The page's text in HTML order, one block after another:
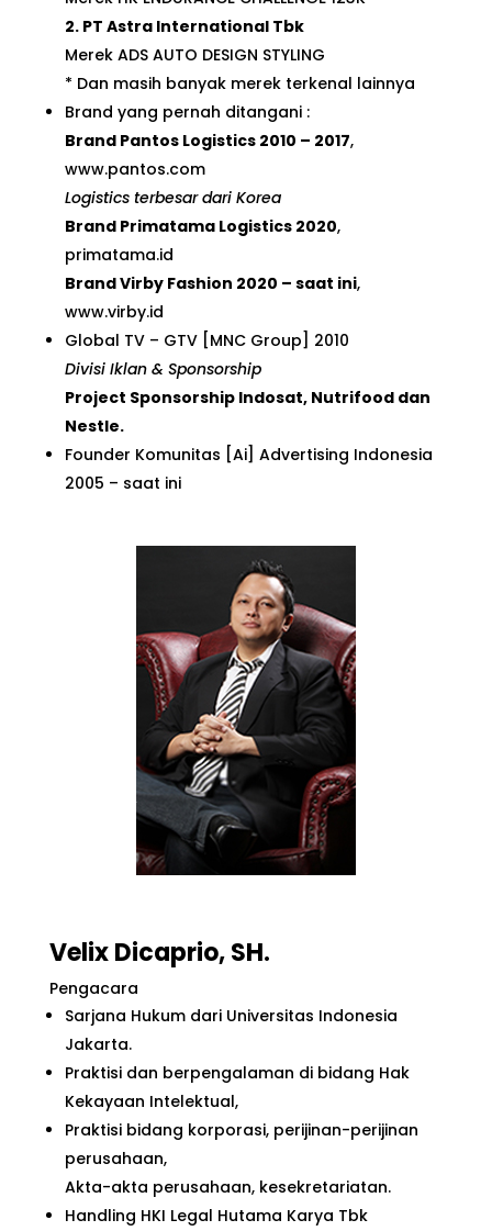
2. PT Astra International Tbk
Merek ADS AUTO DESIGN STYLING
* Dan masih banyak merek terkenal lainnya
Brand yang pernah ditangani :
Brand Pantos Logistics 2010 – 2017,
www.pantos.com
Logistics terbesar dari Korea
Brand Primatama Logistics 2020,
primatama.id
Brand Virby Fashion 2020 – saat ini,
www.virby.id
Global TV – GTV [MNC Group] 2010
Divisi Iklan & Sponsorship
Project Sponsorship Indosat, Nutrifood dan
Nestle.
Founder Komunitas [Ai] Advertising Indonesia
2005 – saat ini
Velix Dicaprio, SH.
Pengacara
Sarjana Hukum dari Universitas Indonesia
Jakarta.
Praktisi dan berpengalaman di bidang Hak
Kekayaan Intelektual,
Praktisi bidang korporasi, perijinan-perijinan
perusahaan,
Akta-akta perusahaan, kesekretariatan.
Handling HKI Legal Hutama Karya Tbk